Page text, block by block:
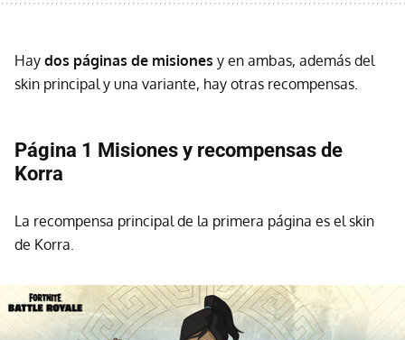
Hay dos páginas de misiones y en ambas, además del
skin principal y una variante, hay otras recompensas.
Página 1 Misiones y recompensas de
Korra
La recompensa principal de la primera página es el skin
de Korra.